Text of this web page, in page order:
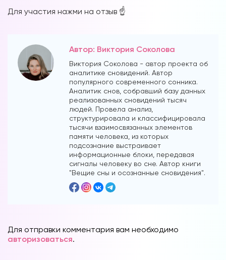
Для участия нажми на отзыв ☝️
Автор: Виктория Соколова
Виктория Соколова - автор проекта об
аналитике сновидений. Автор
популярного современного сонника.
Аналитик снов, собравший базу данных
реализованных сновидений тысяч
людей. Провела анализ,
структурировала и классифицировала
тысячи взаимосвязанных элементов
памяти человека, из которых
подсознание выстраивает
информационные блоки, передавая
сигналы человеку во сне. Автор книги
"Вещие сны и осознанные сновидения".
Для отправки комментария вам необходимо
авторизоваться.